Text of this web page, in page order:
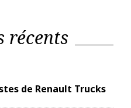
récents
de Renault Trucks